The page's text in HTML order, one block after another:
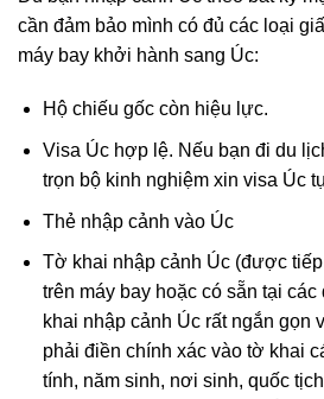
cần đảm bảo mình có đủ các loại
máy bay khởi hành sang Úc:
Hộ chiếu gốc còn hiệu lực.
Visa Úc hợp lệ. Nếu bạn đi du
trọn bộ kinh nghiệm xin visa Úc
Thẻ nhập cảnh vào Úc
Tờ khai nhập cảnh Úc (được
trên máy bay hoặc có sẵn tại
khai nhập cảnh Úc rất ngắn gọn
phải điền chính xác vào tờ khai
tính, năm sinh, nơi sinh, quốc